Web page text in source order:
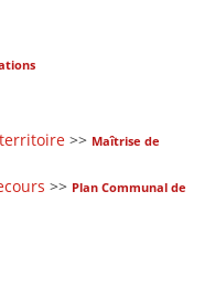
>> Maîtrise de
>> Plan Communal de